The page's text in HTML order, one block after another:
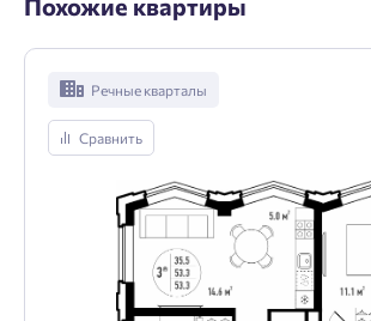
Похожие квартиры
Речные кварталы
Сравнить